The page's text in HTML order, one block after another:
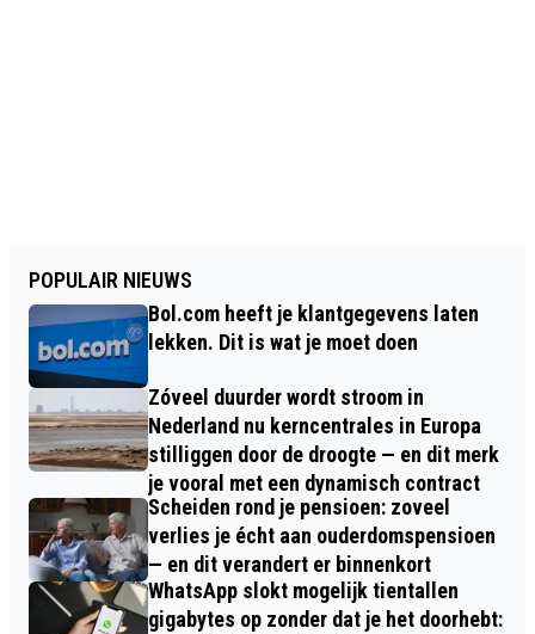
POPULAIR NIEUWS
Bol.com heeft je klantgegevens laten
lekken. Dit is wat je moet doen
Zóveel duurder wordt stroom in
Nederland nu kerncentrales in Europa
stilliggen door de droogte — en dit merk
je vooral met een dynamisch contract
Scheiden rond je pensioen: zoveel
verlies je écht aan ouderdomspensioen
— en dit verandert er binnenkort
WhatsApp slokt mogelijk tientallen
gigabytes op zonder dat je het doorhebt: